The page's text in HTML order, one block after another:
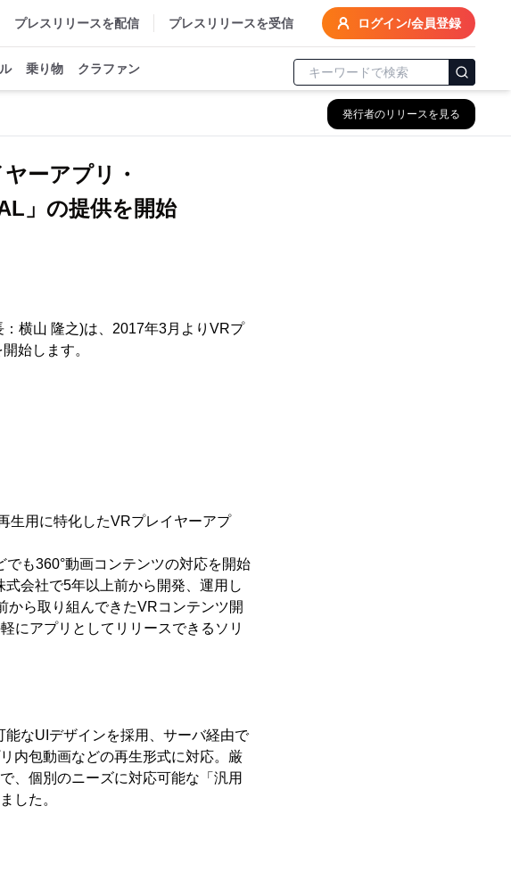
プレスリリースを配信 プレスリリースを受信 ログイン/会員登録
乗り物 クラファン
発行者のリリースを見る
ーアプリ・
」の提供を開始
横山 隆之)は、2017年3月よりVRプ
始します。
生用に特化したVRプレイヤーアプ
も360°動画コンテンツの対応を開始
会社で5年以上前から開発、運用し
から取り組んできたVRコンテンツ開
にアプリとしてリリースできるソリ
なUIデザインを採用、サーバ経由で
内包動画などの再生形式に対応。厳
、個別のニーズに対応可能な「汎用
した。